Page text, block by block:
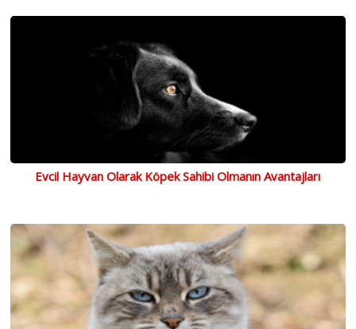
Evcil Hayvan Olarak Köpek Sahibi Olmanın Avantajları